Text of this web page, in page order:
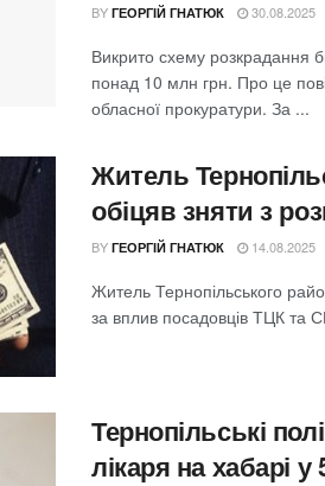
BY ГЕОРГІЙ ГНАТЮК 30.08.2025
Викрито схему розкрадання
понад 10 млн грн. Про це
обласної прокуратури. За ...
Житель
обіцяв зняти з
BY ГЕОРГІЙ ГНАТЮК 14.08.2025
Житель Тернопільського
за вплив посадовців ТЦК та
Тернопільські
лікаря на хабарі у